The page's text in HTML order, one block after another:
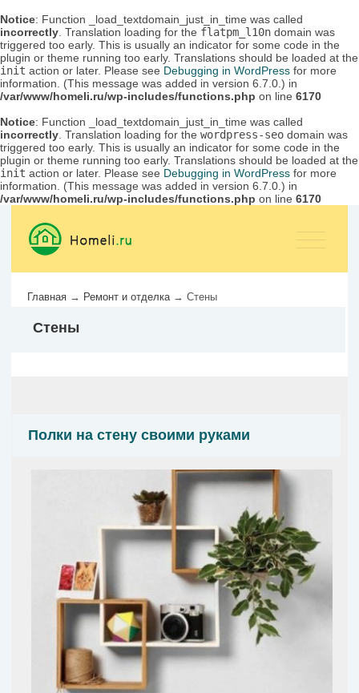
Notice: Function _load_textdomain_just_in_time was called
incorrectly . Translation loading for the flatpm_l10n domain was
triggered too early. This is usually an indicator for some code in the
plugin or theme running too early. Translations should be loaded at the
init action or later. Please see Debugging in WordPress for more
information. (This message was added in version 6.7.0.) in
/var/www/homeli.ru/wp-includes/functions.php on line 6170
Notice: Function _load_textdomain_just_in_time was called
incorrectly . Translation loading for the wordpress-seo domain was
triggered too early. This is usually an indicator for some code in the
plugin or theme running too early. Translations should be loaded at the
init action or later. Please see Debugging in WordPress for more
information. (This message was added in version 6.7.0.) in
/var/www/homeli.ru/wp-includes/functions.php on line 6170
Главная → Ремонт и отделка → Стены
Стены
Полки на стену своими руками